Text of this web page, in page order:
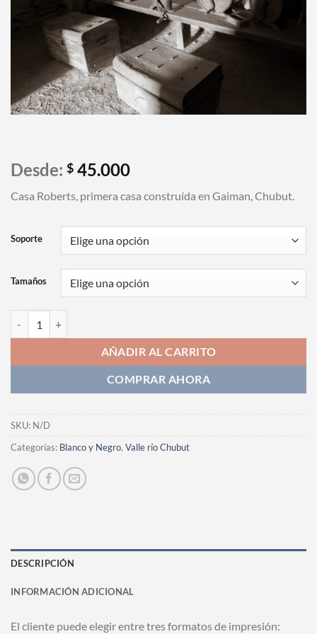
Desde: $ 45.000
Casa Roberts, primera casa construída en Gaiman, Chubut.
Soporte
Tamaños
AÑADIR AL CARRITO
COMPRAR AHORA
SKU: N/D
Categorías: Blanco y Negro, Valle río Chubut
DESCRIPCIÓN
INFORMACIÓN ADICIONAL
El cliente puede elegir entre tres formatos de impresión: